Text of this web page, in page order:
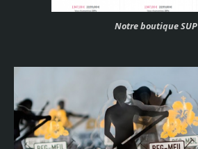
Notre boutique SUP